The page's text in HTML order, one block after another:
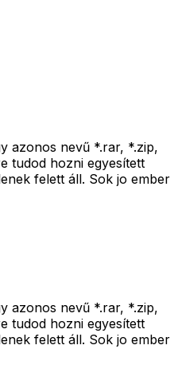
azonos nevű *.rar, *.zip,
tudod hozni egyesített
felett áll. Sok jo ember
azonos nevű *.rar, *.zip,
tudod hozni egyesített
felett áll. Sok jo ember